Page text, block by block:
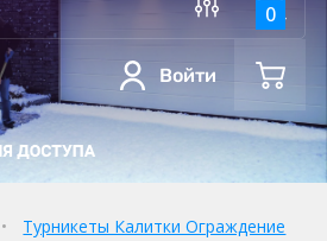
Войти
0
•
Турникеты Калитки Ограждение